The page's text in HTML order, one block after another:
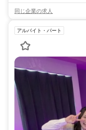
同じ企業の求人
アルバイト・パート